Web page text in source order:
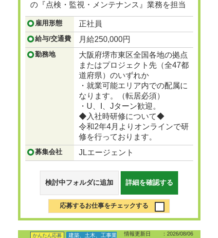
の『点検・監視・メンテナンス』業務を担当
頂きます。
...つづきを見る
雇用形態 正社員
給与/交通費 月給250,000円
勤務地
大阪府堺市東区全国各地の拠点
またはプロジェクト先（全47都
道府県）のいずれか
・就業可能エリア内での配属に
なります。（転居必須）
・U、I、Jターン歓迎。
◆入社時研修について◆
令和2年4月よりオンラインで研
修を行っております。
募集会社 JLエージェント
検討中フォルダに追加 詳細を確認する
応募するお仕事をチェックする
情報更新日 ：2026/08/06
かんたん応募 建築、土木、工事業